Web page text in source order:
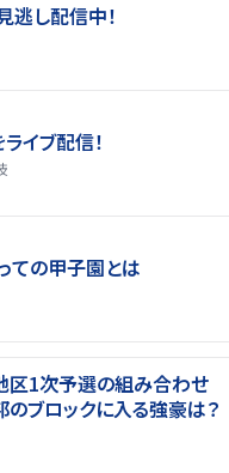
し配信中！
イブ配信！
ての甲子園とは
1次予選の組み合わせ
のブロックに入る強豪は？